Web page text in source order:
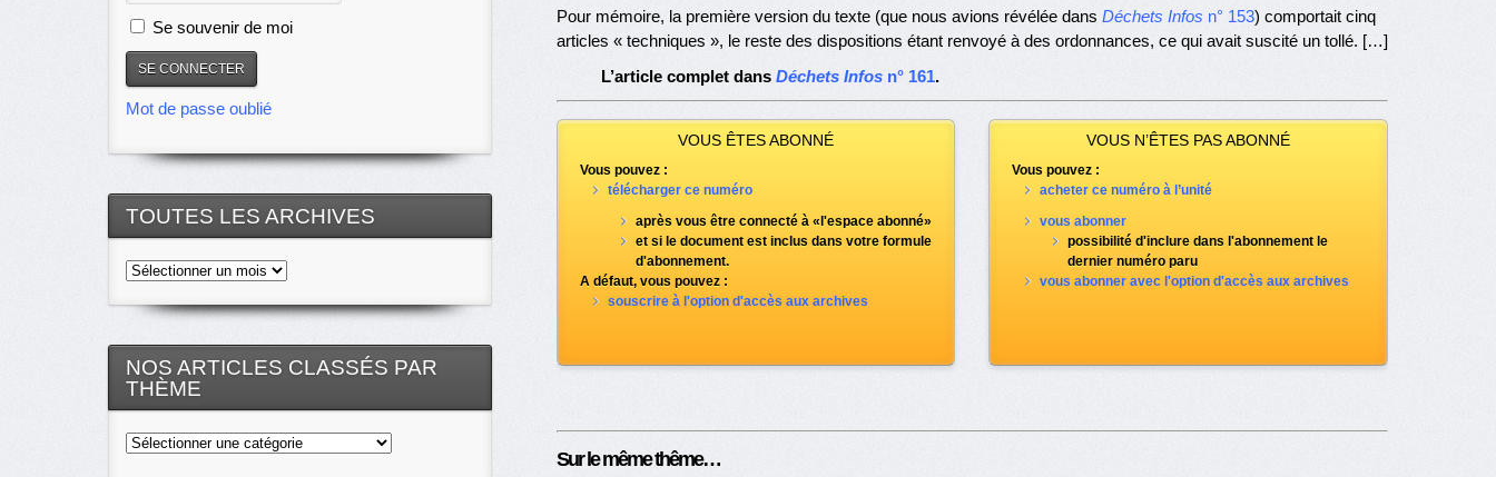
Pour mémoire, la première version du texte (que nous avions révélée dans Déchets Infos n° 153) comportait cinq
articles « techniques », le reste des dispositions étant renvoyé à des ordonnances, ce qui avait suscité un tollé. […]
L’article complet dans Déchets Infosn° 161.
VOUS ÊTES ABONNÉ
Vous pouvez :
télécharger ce numéro
après vous être connecté à «l'espace abonné»
et si le document est inclus dans votre formule
d'abonnement.
A défaut, vous pouvez :
souscrire à l'option d'accès aux archives
VOUS N’ÊTES PAS ABONNÉ
Vous pouvez :
acheter ce numéro à l’unité
vous abonner
possibilité d'inclure dans l'abonnement le
dernier numéro paru
vous abonner avec l'option d'accès aux archives
Sur le même thême…
Se souvenir de moi
Mot de passe oublié
TOUTES LES ARCHIVES
Toutes
archives
NOS ARTICLES CLASSÉS PAR
THÈME
Nos